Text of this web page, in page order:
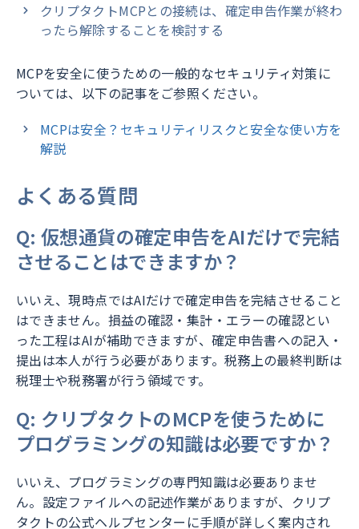
クリプタクトMCPとの接続は、確定申告作業が終わ
ったら解除することを検討する
MCPを安全に使うための一般的なセキュリティ対策に
ついては、以下の記事をご参照ください。
MCPは安全？セキュリティリスクと安全な使い方を
解説
よくある質問
Q: 仮想通貨の確定申告をAIだけで完結
させることはできますか？
いいえ、現時点ではAIだけで確定申告を完結させること
はできません。損益の確認・集計・エラーの確認とい
った工程はAIが補助できますが、確定申告書への記入・
提出は本人が行う必要があります。税務上の最終判断は
税理士や税務署が行う領域です。
Q: クリプタクトのMCPを使うために
プログラミングの知識は必要ですか？
いいえ、プログラミングの専門知識は必要ありませ
ん。設定ファイルへの記述作業がありますが、クリプ
タクトの公式ヘルプセンターに手順が詳しく案内され